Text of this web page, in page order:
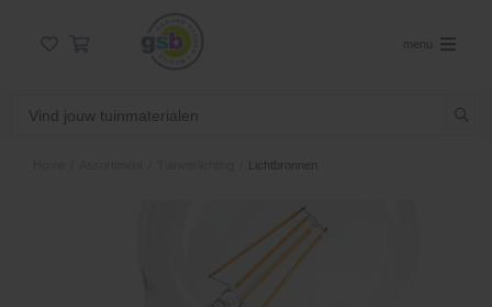
menu
Lichtbronnen